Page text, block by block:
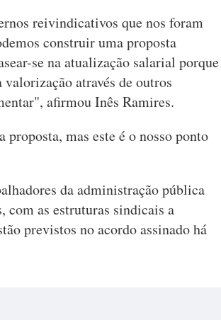
reivindicativos que nos foram
construir uma proposta
se na atualização salarial porque
através de outros
afirmou Inês Ramires.
mas este é o nosso ponto
da administração pública
com as estruturas sindicais a
previstos no acordo assinado há